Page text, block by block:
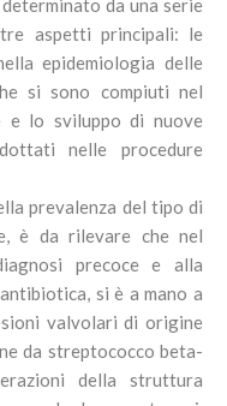
da una serie
aspetti principali: le
epidemiologia delle
si sono compiuti nel
e lo sviluppo di nuove
nelle procedure
prevalenza del tipo di
è da rilevare che nel
precoce e alla
si è a mano a
valvolari di origine
da streptococco beta-
della struttura